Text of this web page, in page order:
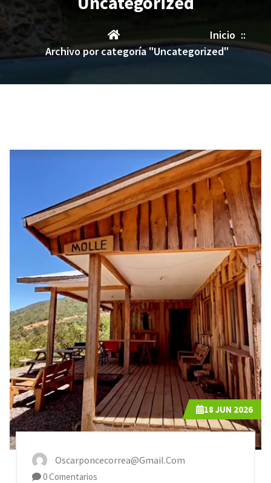
Inicio ::
Archivo por categoría "Uncategorized"
18 JUN 2026
Oscarponcecorrea@gmail.com
0 Comentarios